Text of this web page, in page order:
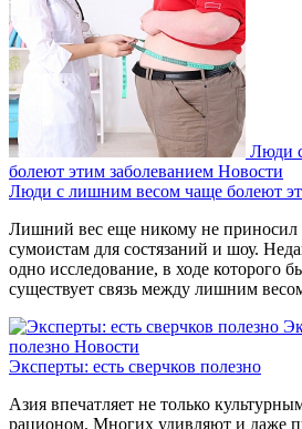
Люди
болеют этим заболеванием Новости
Люди с лишним весом чаще болеют
Лишний вес еще никому не приносил
сумоистам для состязаний и шоу.
одно исследование, в ходе которого
существует связь между лишним
полезно Новости
Эксперты: есть сверчков полезно
Азия впечатляет не только
рационом. Многих удивляют и даже